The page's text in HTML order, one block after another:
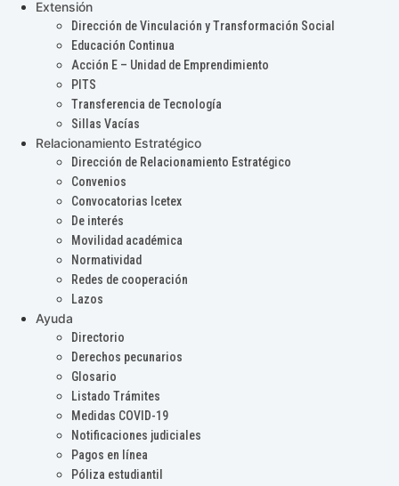
Extensión
Dirección de Vinculación y Transformación Social
Educación Continua
Acción E – Unidad de Emprendimiento
PITS
Transferencia de Tecnología
Sillas Vacías
Relacionamiento Estratégico
Dirección de Relacionamiento Estratégico
Convenios
Convocatorias Icetex
De interés
Movilidad académica
Normatividad
Redes de cooperación
Lazos
Ayuda
Directorio
Derechos pecunarios
Glosario
Listado Trámites
Medidas COVID-19
Notificaciones judiciales
Pagos en línea
Póliza estudiantil